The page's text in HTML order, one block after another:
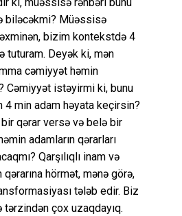
biləcəkmi? Müəssisə
bizim kontekstdə 4
tuturam. Deyək ki, mən
cəmiyyət həmin
Cəmiyyət istəyirmi ki, bunu
4 min adam həyata keçirsin?
qərar versə və belə bir
adamların qərarları
Qarşılıqlı inam və
hörmət, mənə görə,
tələb edir. Biz
tərzindən çox uzaqdayıq.